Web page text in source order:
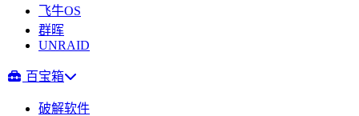
飞牛OS
群晖
UNRAID
百宝箱
破解软件